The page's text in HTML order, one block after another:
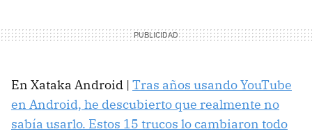
En Xataka Android | Tras años usando YouTube
en Android, he descubierto que realmente no
sabía usarlo. Estos 15 trucos lo cambiaron todo